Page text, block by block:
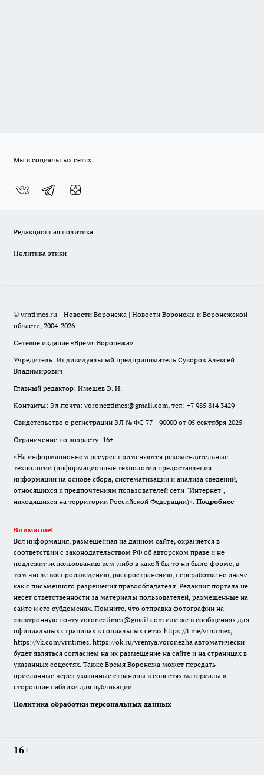
Мы в социальных сетях
Редакционная политика
Политика этики
© vrntimes.ru - Новости Воронежа | Новости Воронежа и Воронежской
области, 2004-2026
Сетевое издание «Время Воронежа»
Учредитель: Индивидуальный предприниматель Суворов Алексей
Владимирович
Главный редактор: Имешев Э. И.
Контакты: Эл.почта: voroneztimes@gmail.com, тел: +7 985 814 3429
Свидетельство о регистрации ЭЛ № ФС 77 - 90000 от 05 сентября 2025
Ограничение по возрасту: 16+
«На информационном ресурсе применяются рекомендательные
технологии (информационные технологии предоставления
информации на основе сбора, систематизации и анализа сведений,
относящихся к предпочтениям пользователей сети "Интернет",
находящихся на территории Российской Федерации)». Подробнее
Внимание!
Вся информация, размещенная на данном сайте, охраняется в
соответствии с законодательством РФ об авторском праве и не
подлежит использованию кем-либо в какой бы то ни было форме, в
том числе воспроизведению, распространению, переработке не иначе
как с письменного разрешения правообладателя. Редакция портала не
несет ответственности за материалы пользователей, размещенные на
сайте и его субдоменах. Помните, что отправка фотографии на
электронную почту voroneztimes@gmail.com или же в сообщениях для
официальных страницах в социальных сетях https://t.me/vrntimes,
https://vk.com/vrntimes, https://ok.ru/vremya.voronezha автоматически
будет являться согласием на их размещение на сайте и на страницах в
указанных соцсетях. Также Время Воронежа может передать
присланные через указанные страницы в соцсетях материалы в
сторонние паблики для публикации.
Политика обработки персональных данных
16+